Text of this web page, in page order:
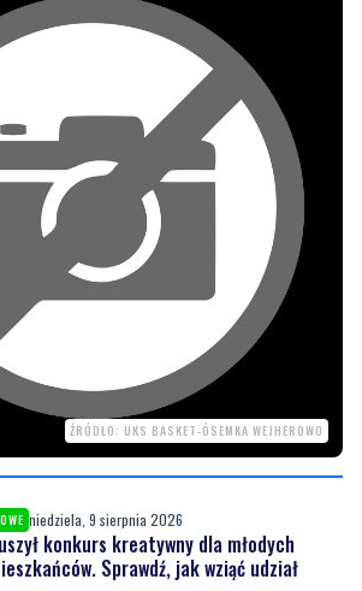
ŹRÓDŁO: UKS BASKET-ÓSEMKA WEJHEROWO
niedziela, 9 sierpnia 2026
konkurs kreatywny dla młodych
Sprawdź, jak wziąć udział